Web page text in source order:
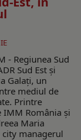
- Regiunea Sud
Sud Est și
Galați, un
mediul de
Printre
România și
Maria
city managerul